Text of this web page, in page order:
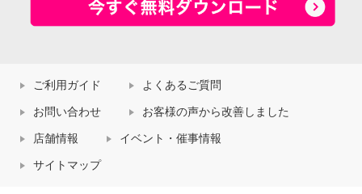
ご利用ガイド よくあるご質問
お問い合わせ お客様の声から改善しました
店舗情報 イベント・催事情報
サイトマップ